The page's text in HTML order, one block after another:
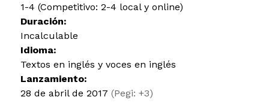
1-4 (Competitivo: 2-4 local y online)
Duración:
Incalculable
Idioma:
Textos en inglés y voces en inglés
Lanzamiento:
28 de abril de 2017 (Pegi: +3)